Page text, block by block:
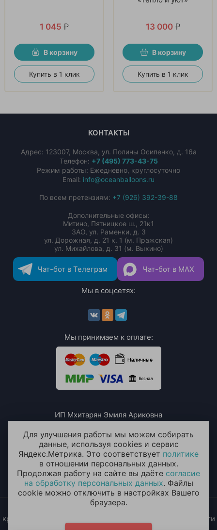
1 045 ₽
В корзину
Купить в 1 клик
13 000 ₽
В корзину
Купить в 1 клик
КОНТАКТЫ
Адрес: 123007, Москва, ул. Полины Осипенко, д. 16а
Телефон: +7 (495) 773-43-75
Режим работы: Ежедневно, круглосуточно
Email: info@oceanballoons.ru
По всем претензиям: +7 (926) 392-39-88
Дополнительные офисы:
Митино, Пятницкое ш., 21к1
ЗАО, ул. Раменки, д. 3
ул. Дорожная, д. 21 к. 1 (м. Пражская)
ул. Михайлова, д. 31 (м. Выхино)
Чат-бот в Телеграм Чат-бот в MAX
Мы в соцсетях:
Мы принимаем к оплате:
ИП Мхитарян Эмиля Ариковна
ИНН: 771385063807
ОГРН / ОГРНИП: 319508100076230
2014 - 2026 © «ОКЕАН ШАРОВ» Воздушные шары с
круглосуточной доставкой в Москве и Московской области
Политика конфиденциальности согласие на обработку
Для улучшения работы мы можем собирать
данные, используя cookies и сервис
Яндекс.Метрика. Это соответствует политике
в отношении персональных данных.
Продолжая работу на сайте вы даёте согласие
на обработку персональных данных. Файлы
cookie можно отключить в настройках Вашего
браузера.